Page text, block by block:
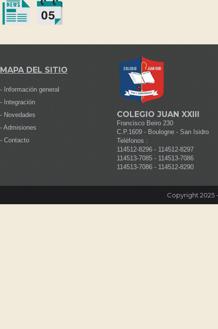
MAPA DEL SITIO
- Información general
- Integración
- Novedades
- Admisiones
- Contacto
COLEGIO JUAN XXIII
Francisco Beiro 230
C.P.1609 - Boulogne - San Isidro
Teléfonos :
114512-8296 - 114512-8297
114513-7085 - 114513-7086
114513-7086 - 114512-8290
Copyright 2025